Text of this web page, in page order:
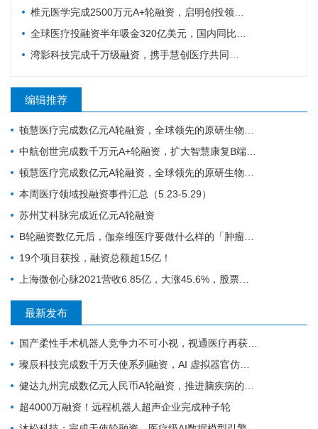
椎元医学完成2500万元A+轮融资，启明创投领投加码骨科细胞疗法
全球医疗投融资半年吸金320亿美元，国内同比大涨214%！
湾影科技完成千万级融资，携手慧创医疗共同布局脑部代谢影像产业
编辑推荐
顿慧医疗完成数亿元A轮融资，全球领先的原研生物标志物研发、转化和商业化的IVD公司
中航创世完成数千万元A+轮融资，扩大智慧康复B端和C端谱系化新品研发
顿慧医疗完成数亿元A轮融资，全球领先的原研生物标志物研发、转化和商业化的IVD公司
本周医疗领域投融资事件汇总（5.23-5.29）
苏州艾科脉完成近亿元A轮融资
B轮融资数亿元后，伽奈维医疗要做什么样的「肿瘤微创机器人」？
19个项目获投，融资总额超15亿！
上海微创心脉2021营收6.85亿，大涨45.6%，股票涨停！
最新发布
国产柔性手术机器人竞争力不可小视，视通医疗再获一轮融资
璨辰科技完成数千万天使系列融资，AI 虚拟器官仿真平台加速落地
健达九州完成数亿元人民币A轮融资，推进脑疾病的精准疗法加速上市
超4000万融资！远程机器人超声企业完成种子轮